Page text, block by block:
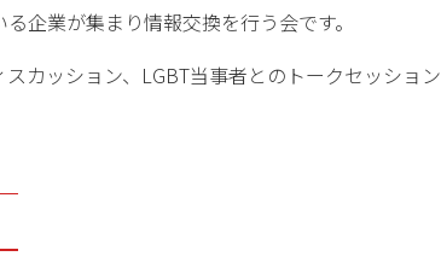
企業が集まり情報交換を行う会です。
カッション、LGBT当事者とのトークセッション